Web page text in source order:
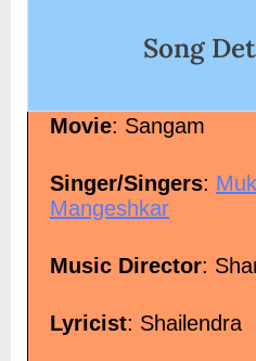
Song
Movie: Sangam
Singer/Singers:
Mangeshkar
Music Director:
Lyricist: Shailendra